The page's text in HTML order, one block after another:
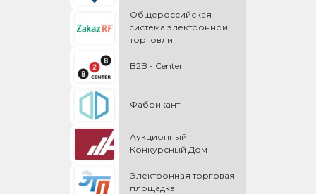
Общероссийская
cистема электронной
торговли
B2B - Center
Фабрикант
Аукционный
Конкурсный Дом
Электронная торговая
площадка